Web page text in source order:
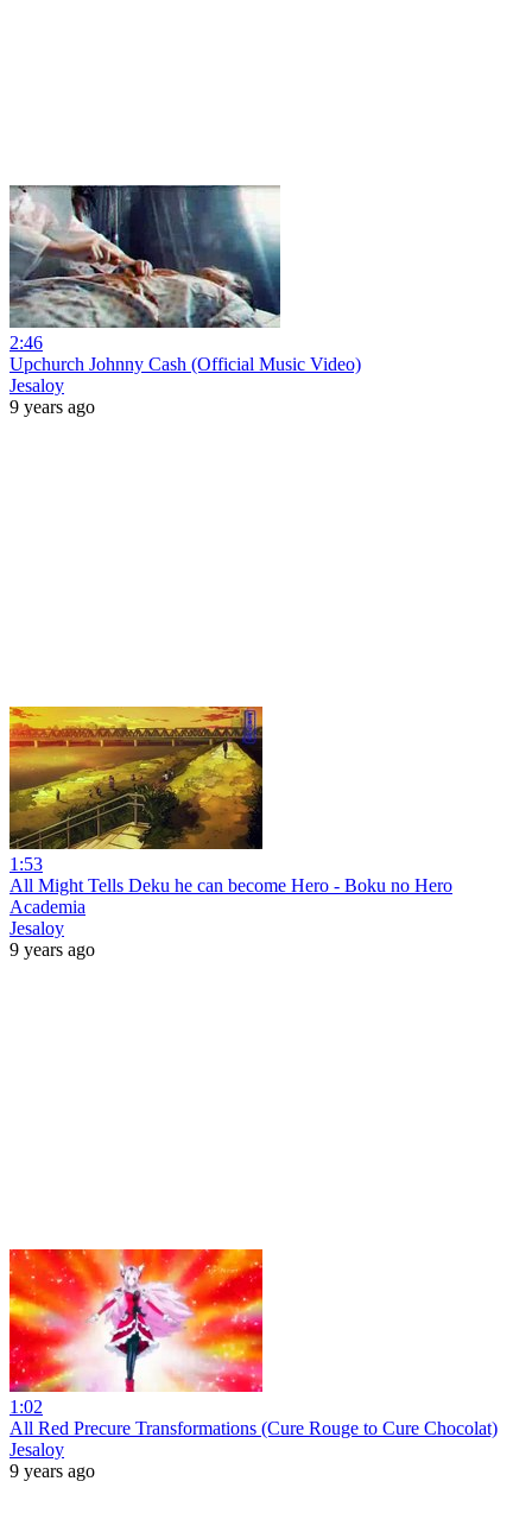
2:46
Upchurch Johnny Cash (Official Music Video)
Jesaloy
9 years ago
1:53
All Might Tells Deku he can become Hero - Boku no Hero
Academia
Jesaloy
9 years ago
1:02
All Red Precure Transformations (Cure Rouge to Cure Chocolat)
Jesaloy
9 years ago